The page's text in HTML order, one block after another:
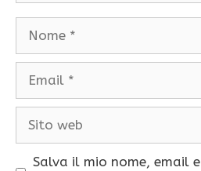
Nome
Email
Sito
Salva il mio nome, email